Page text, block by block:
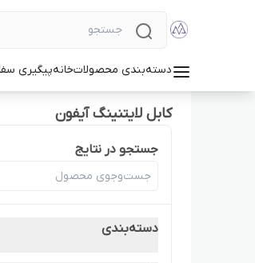
دسته‌بندی محصولاتخانهپیگیری
کابل لایتنینگ آیفون
جستجو در نتایج
دسته‌بندی